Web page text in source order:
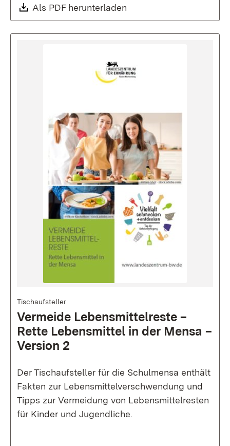
Download:
Als PDF herunterladen
Tischaufsteller
Vermeide Lebens­mittel­reste –
Rette Lebens­mittel in der Mensa –
Version 2
Der Tischaufsteller für die Schulmensa enthält
Fakten zur Lebensmittelverschwendung und
Tipps zur Vermeidung von Lebensmittelresten
für Kinder und Jugendliche.